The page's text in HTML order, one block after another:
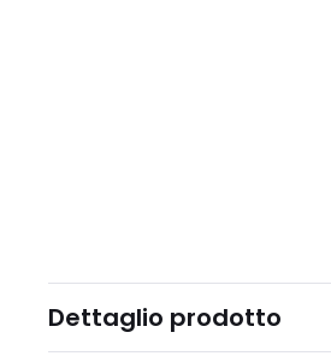
Dettaglio prodotto